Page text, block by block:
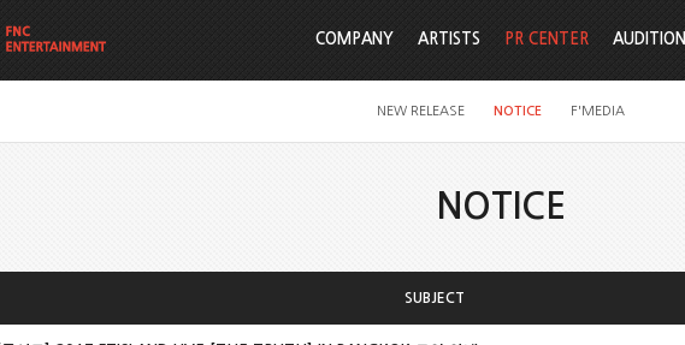
COMPANY ARTISTS PR CENTER
NEW RELEASE NOTICE F'MEDIA
AUDITION
NOTICE
SUBJECT